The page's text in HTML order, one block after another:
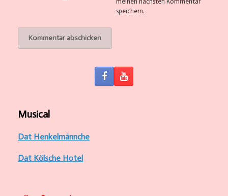
speichern.
Musical
Dat Henkelmännche
Dat Kölsche Hotel